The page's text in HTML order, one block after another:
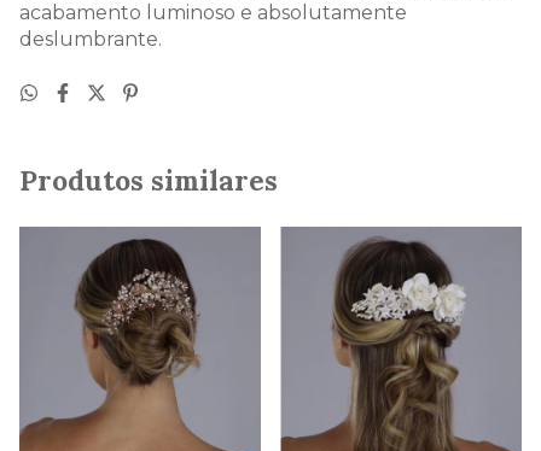
acabamento luminoso e absolutamente
deslumbrante.
Produtos similares